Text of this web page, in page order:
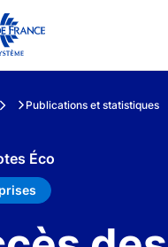
Principal
Publications et statistiques
Éco